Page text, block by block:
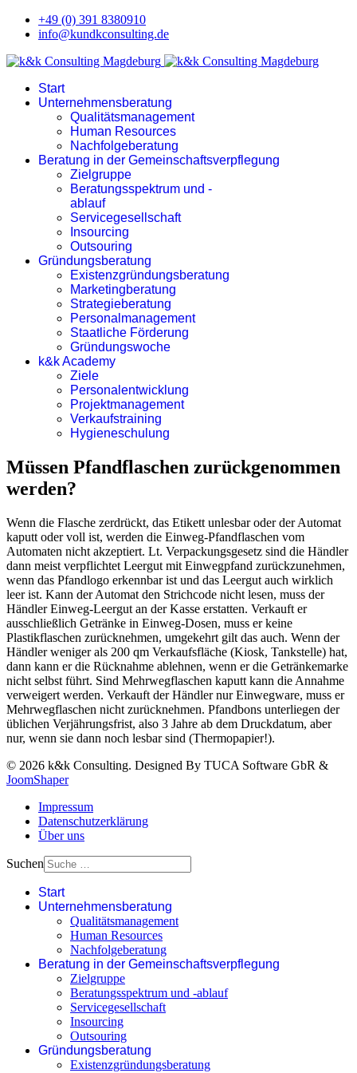
+49 (0) 391 8380910
info@kundkconsulting.de
Start
Unternehmensberatung
Qualitätsmanagement
Human Resources
Nachfolgeberatung
Beratung in der Gemeinschaftsverpflegung
Zielgruppe
Beratungsspektrum und -
ablauf
Servicegesellschaft
Insourcing
Outsouring
Gründungsberatung
Existenzgründungsberatung
Marketingberatung
Strategieberatung
Personalmanagement
Staatliche Förderung
Gründungswoche
k&k Academy
Ziele
Personalentwicklung
Projektmanagement
Verkaufstraining
Hygieneschulung
Müssen Pfandflaschen zurückgenommen
werden?
Wenn die Flasche zerdrückt, das Etikett unlesbar oder der Automat
kaputt oder voll ist, werden die Einweg-Pfandflaschen vom
Automaten nicht akzeptiert. Lt. Verpackungsgesetz sind die Händler
dann meist verpflichtet Leergut mit Einwegpfand zurückzunehmen,
wenn das Pfandlogo erkennbar ist und das Leergut auch wirklich
leer ist. Kann der Automat den Strichcode nicht lesen, muss der
Händler Einweg-Leergut an der Kasse erstatten. Verkauft er
ausschließlich Getränke in Einweg-Dosen, muss er keine
Plastikflaschen zurücknehmen, umgekehrt gilt das auch. Wenn der
Händler weniger als 200 qm Verkaufsfläche (Kiosk, Tankstelle) hat,
dann kann er die Rücknahme ablehnen, wenn er die Getränkemarke
nicht selbst führt. Sind Mehrwegflaschen kaputt kann die Annahme
verweigert werden. Verkauft der Händler nur Einwegware, muss er
Mehrwegflaschen nicht zurücknehmen. Pfandbons unterliegen der
üblichen Verjährungsfrist, also 3 Jahre ab dem Druckdatum, aber
nur, wenn sie dann noch lesbar sind (Thermopapier!).
© 2026 k&k Consulting. Designed By TUCA Software GbR &
JoomShaper
Impressum
Datenschutz­erklärung
Über uns
Suchen
Start
Unternehmensberatung
Qualitätsmanagement
Human Resources
Nachfolgeberatung
Beratung in der Gemeinschaftsverpflegung
Zielgruppe
Beratungsspektrum und -ablauf
Servicegesellschaft
Insourcing
Outsouring
Gründungsberatung
Existenzgründungsberatung